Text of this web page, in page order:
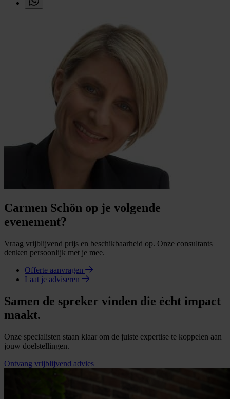
Carmen Schön op je volgende
evenement?
Vraag vrijblijvend prijs en beschikbaarheid op. Onze consultants
denken persoonlijk met je mee.
Offerte aanvragen
Laat je adviseren
Samen de spreker vinden die écht impact
maakt.
Onze specialisten staan klaar om de juiste expertise te koppelen aan
jouw doelstellingen.
Ontvang vrijblijvend advies